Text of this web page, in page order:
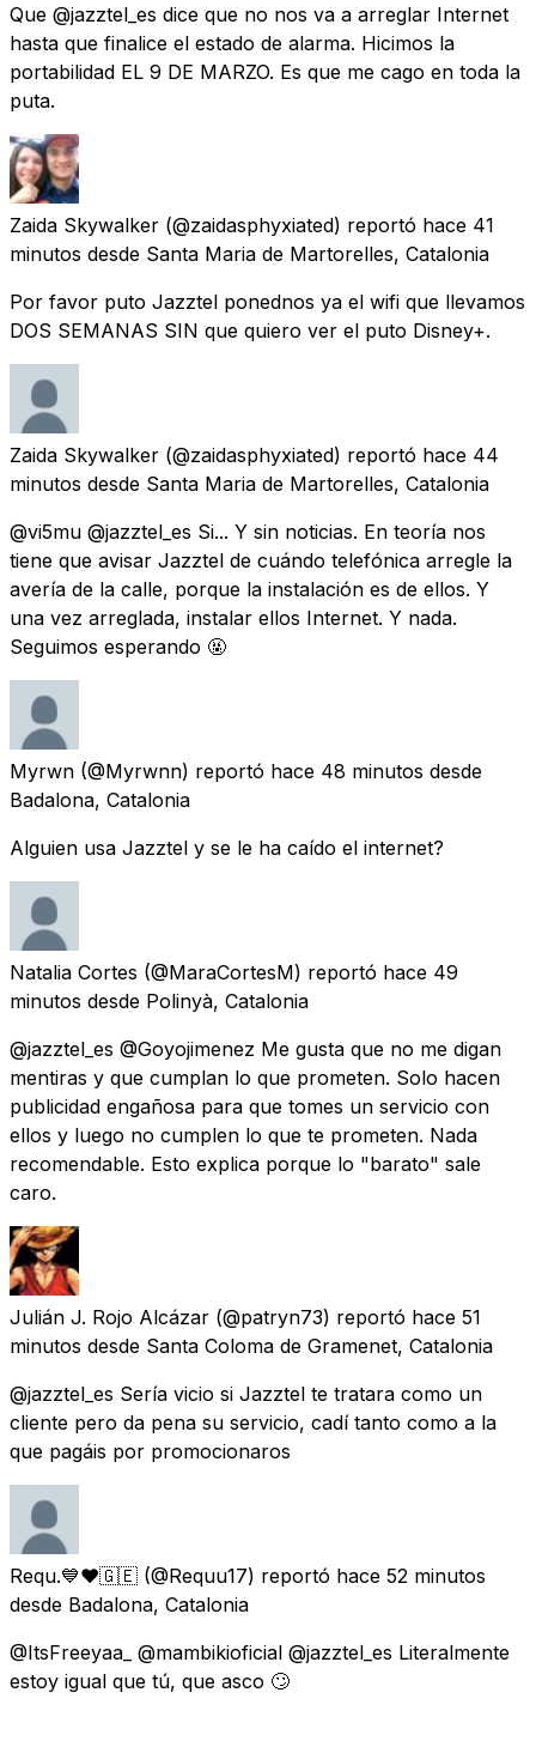
Que @jazztel_es dice que no nos va a arreglar Internet
hasta que finalice el estado de alarma. Hicimos la
portabilidad EL 9 DE MARZO. Es que me cago en toda la
puta.
Zaida Skywalker (@zaidasphyxiated) reportó hace 41
minutos desde Santa Maria de Martorelles, Catalonia
Por favor puto Jazztel ponednos ya el wifi que llevamos
DOS SEMANAS SIN que quiero ver el puto Disney+.
Zaida Skywalker (@zaidasphyxiated) reportó hace 44
minutos desde Santa Maria de Martorelles, Catalonia
@vi5mu @jazztel_es Si... Y sin noticias. En teoría nos
tiene que avisar Jazztel de cuándo telefónica arregle la
avería de la calle, porque la instalación es de ellos. Y
una vez arreglada, instalar ellos Internet. Y nada.
Seguimos esperando 🤬
Myrwn (@Myrwnn) reportó hace 48 minutos desde
Badalona, Catalonia
Alguien usa Jazztel y se le ha caído el internet?
Natalia Cortes (@MaraCortesM) reportó hace 49
minutos desde Polinyà, Catalonia
@jazztel_es @Goyojimenez Me gusta que no me digan
mentiras y que cumplan lo que prometen. Solo hacen
publicidad engañosa para que tomes un servicio con
ellos y luego no cumplen lo que te prometen. Nada
recomendable. Esto explica porque lo "barato" sale
caro.
Julián J. Rojo Alcázar (@patryn73) reportó hace 51
minutos desde Santa Coloma de Gramenet, Catalonia
@jazztel_es Sería vicio si Jazztel te tratara como un
cliente pero da pena su servicio, cadí tanto como a la
que pagáis por promocionaros
Requ.💙❤️🇬🇪 (@Requu17) reportó hace 52 minutos
desde Badalona, Catalonia
@ItsFreeyaa_ @mambikioficial @jazztel_es Literalmente
estoy igual que tú, que asco 🙄